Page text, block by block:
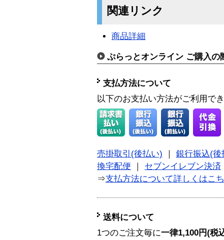
関連リンク
商品詳細
ぷらっとオンライン ご購入の
支払方法について
以下のお支払い方法がご利用で
売掛取引(後払い)
銀行振込(後
換宅配便
セブンイレブン決済
⇒支払方法について詳しくはこ
送料について
1つのご注文毎に一律1,100円(税